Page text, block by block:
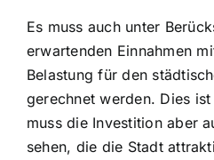
Es muss auch unter
erwartenden Einnahmen
Belastung für den
gerechnet werden. Dies
muss die Investition aber
sehen, die die Stadt